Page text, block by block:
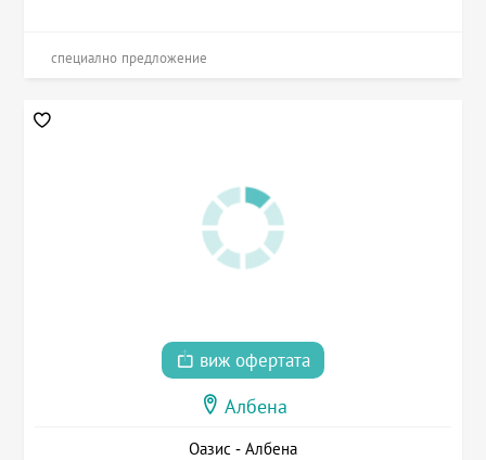
специално предложение
виж офертата
Албена
Оазис - Албена